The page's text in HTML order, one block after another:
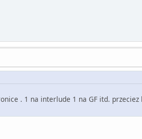
. 1 na interlude 1 na GF itd.